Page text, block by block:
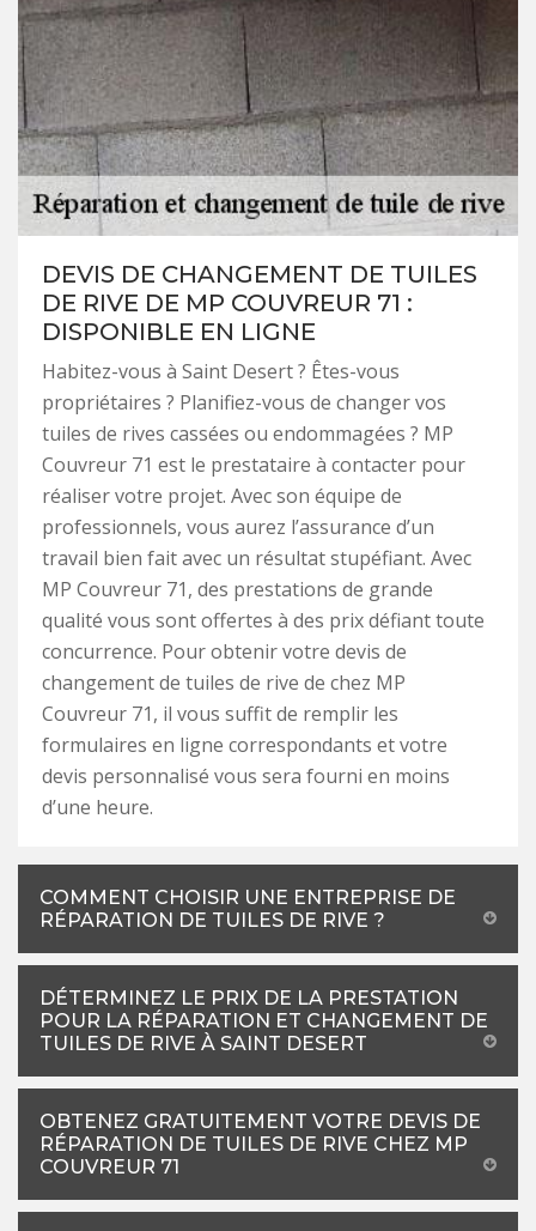
DEVIS DE CHANGEMENT DE TUILES
DE RIVE DE MP COUVREUR 71 :
DISPONIBLE EN LIGNE
Habitez-vous à Saint Desert ? Êtes-vous
propriétaires ? Planifiez-vous de changer vos
tuiles de rives cassées ou endommagées ? MP
Couvreur 71 est le prestataire à contacter pour
réaliser votre projet. Avec son équipe de
professionnels, vous aurez l’assurance d’un
travail bien fait avec un résultat stupéfiant. Avec
MP Couvreur 71, des prestations de grande
qualité vous sont offertes à des prix défiant toute
concurrence. Pour obtenir votre devis de
changement de tuiles de rive de chez MP
Couvreur 71, il vous suffit de remplir les
formulaires en ligne correspondants et votre
devis personnalisé vous sera fourni en moins
d’une heure.
COMMENT CHOISIR UNE ENTREPRISE DE
RÉPARATION DE TUILES DE RIVE ?
DÉTERMINEZ LE PRIX DE LA PRESTATION
POUR LA RÉPARATION ET CHANGEMENT DE
TUILES DE RIVE À SAINT DESERT
OBTENEZ GRATUITEMENT VOTRE DEVIS DE
RÉPARATION DE TUILES DE RIVE CHEZ MP
COUVREUR 71